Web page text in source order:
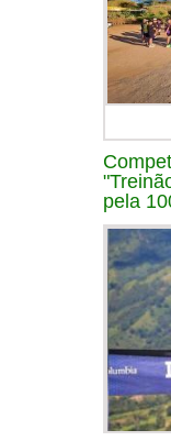
pela